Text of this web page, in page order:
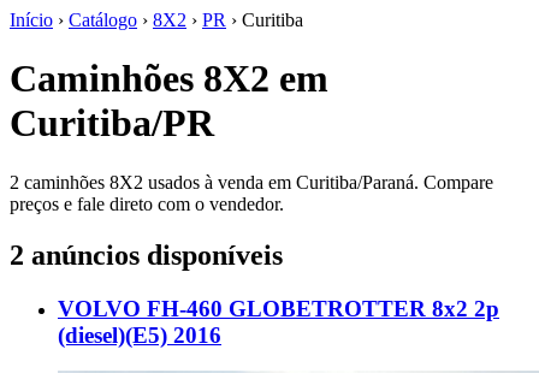
Início › Catálogo › 8X2 › PR › Curitiba
Caminhões 8X2 em
Curitiba/PR
2 caminhões 8X2 usados à venda em Curitiba/Paraná. Compare
preços e fale direto com o vendedor.
2 anúncios disponíveis
VOLVO FH-460 GLOBETROTTER 8x2 2p
(diesel)(E5) 2016